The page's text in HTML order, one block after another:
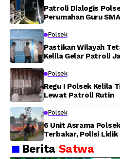
Patroli Dialogis
Perumahan Guru
Polsek
Pastikan Wilayah
Kelila Gelar Patroli
Polsek
Regu I Polsek Kelila
Lewat Patroli Rutin
Polsek
6 Unit Asrama
Terbakar, Polisi Lidik
Berita Satwa